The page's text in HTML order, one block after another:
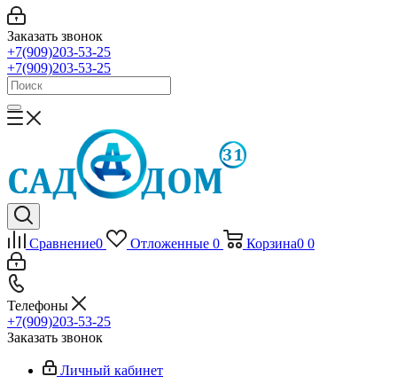
Заказать звонок
+7(909)203-53-25
+7(909)203-53-25
Сравнение0 Отложенные 0 Корзина0 0
Телефоны
+7(909)203-53-25
Заказать звонок
Личный кабинет